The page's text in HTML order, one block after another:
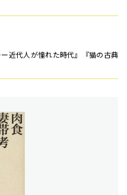
近代人が憧れた時代』『猫の古典